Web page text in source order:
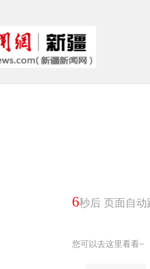
5秒后 页面自动
您可以去这里看看~